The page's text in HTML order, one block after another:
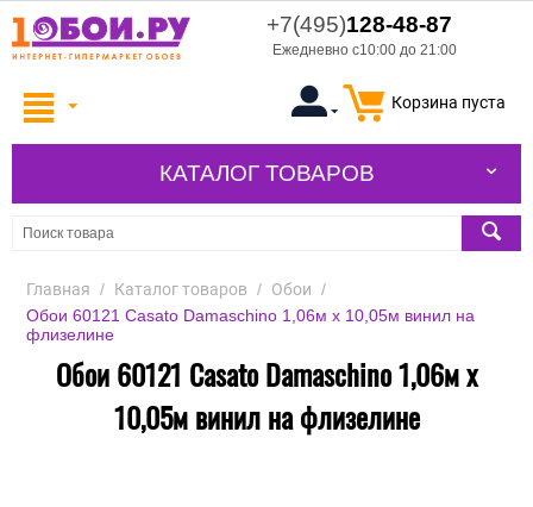
+7(495)128-48-87
Ежедневно с10:00 до 21:00
Корзина пуста
КАТАЛОГ ТОВАРОВ
Главная / Каталог товаров / Обои /
Обои 60121 Casato Damaschino 1,06м х 10,05м винил на
флизелине
Обои 60121 Casato Damaschino 1,06м х
10,05м винил на флизелине